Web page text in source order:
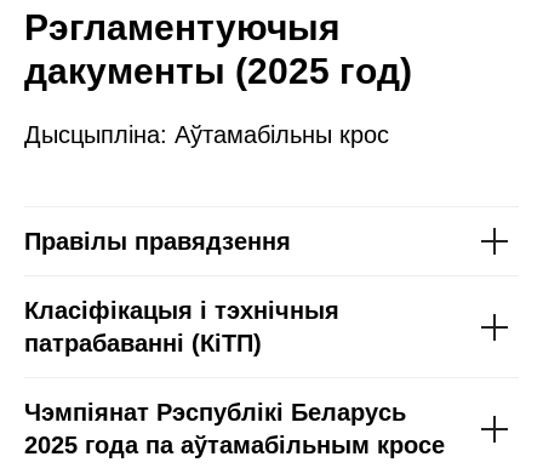
Рэгламентуючыя
дакументы (2025 год)
Дысцыпліна: Аўтамабільны крос
Правілы правядзення
Класіфікацыя і тэхнічныя
патрабаванні (КіТП)
Чэмпіянат Рэспублікі Беларусь
2025 года па аўтамабільным кросе